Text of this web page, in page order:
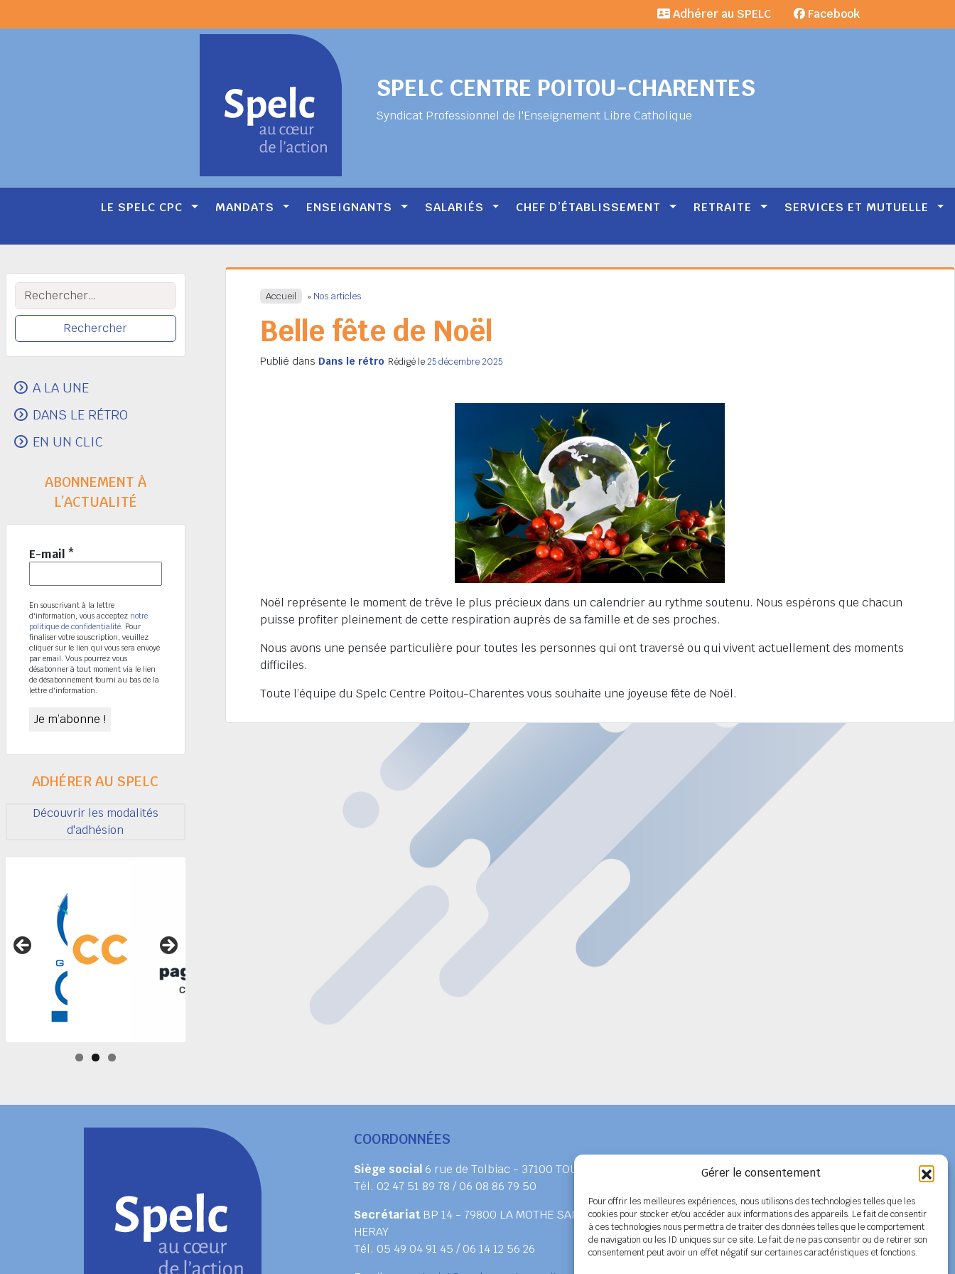
Gérer le consentement
Pour offrir les meilleures expériences, nous utilisons des technologies telles que les
cookies pour stocker et/ou accéder aux informations des appareils. Le fait de consentir
à ces technologies nous permettra de traiter des données telles que le comportement
de navigation ou les ID uniques sur ce site. Le fait de ne pas consentir ou de retirer son
consentement peut avoir un effet négatif sur certaines caractéristiques et fonctions.
SPELC CENTRE POITOU-CHARENTES
Syndicat Professionnel de l'Enseignement Libre Catholique
Adhérer au SPELC Facebook
LE SPELC CPC MANDATS ENSEIGNANTS SALARIÉS CHEF D’ÉTABLISSEMENT RETRAITE SERVICES ET MUTUELLE
Accueil » Nos articles
Belle fête de Noël
Publié dans Dans le rétro Rédigé le25 décembre 2025
Noël représente le moment de trêve le plus précieux dans un calendrier au rythme soutenu. Nous espérons que chacun
puisse profiter pleinement de cette respiration auprès de sa famille et de ses proches.
Nous avons une pensée particulière pour toutes les personnes qui ont traversé ou qui vivent actuellement des moments
difficiles.
Toute l’équipe du Spelc Centre Poitou-Charentes vous souhaite une joyeuse fête de Noël.
Rechercher :
A LA UNE
DANS LE RÉTRO
EN UN CLIC
ABONNEMENT À
L’ACTUALITÉ
E-mail *
En souscrivant à la lettre
d'information, vous acceptez notre
politique de confidentialité . Pour
finaliser votre souscription, veuillez
cliquer sur le lien qui vous sera envoyé
par email. Vous pourrez vous
désabonner à tout moment via le lien
de désabonnement fourni au bas de la
lettre d'information.
ADHÉRER AU SPELC
Découvrir les modalités
d'adhésion
COORDONNÉES
Siège social 6 rue de Tolbiac - 37100 TOURS
Tél. 02 47 51 89 78 / 06 08 86 79 50
SecrétariatBP 14 - 79800 LA MOTHE SAINT
HERAY
Tél. 05 49 04 91 45 / 06 14 12 56 26
Adhérer au SPELC
Facebook
Nos articles